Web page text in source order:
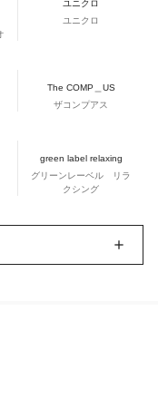
ユニクロ
ユニクロ
The COMP＿US
ザコンプアス
green label relaxing
グリーンレーベル リラ
クシング